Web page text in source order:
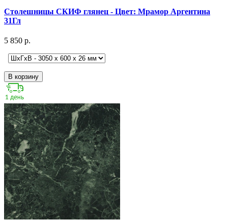
Столешницы СКИФ глянец - Цвет: Мрамор Аргентина
31Гл
5 850 р.
В корзину